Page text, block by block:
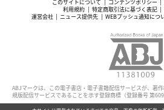
このサイトについて コンテンツポリシー
利用規約
特定商取引法に基づく表記
運営会社
ニュース提供先 WEBプッシュ通知につ
ABJマークは、この電子書店・電子書籍配信サービスが、著
規版配信サービスであることを示す登録商標（登録番号 第